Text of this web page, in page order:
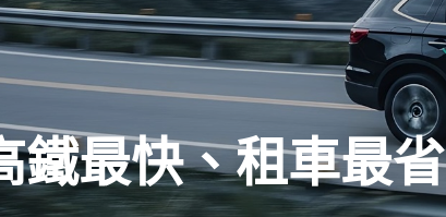
最快、租車最省